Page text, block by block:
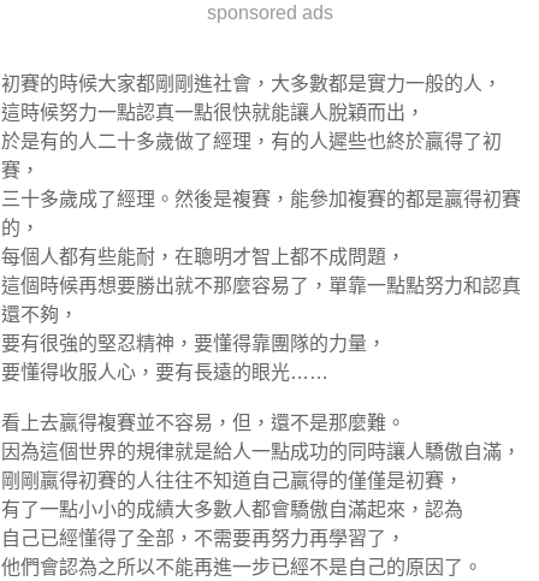
sponsored ads
初賽的時候大家都剛剛進社會，大多數都是實力一般的人，
這時候努力一點認真一點很快就能讓人脫穎而出，
於是有的人二十多歲做了經理，有的人遲些也終於贏得了初
賽，
三十多歲成了經理。然後是複賽，能參加複賽的都是贏得初賽
的，
每個人都有些能耐，在聰明才智上都不成問題，
這個時候再想要勝出就不那麼容易了，單靠一點點努力和認真
還不夠，
要有很強的堅忍精神，要懂得靠團隊的力量，
要懂得收服人心，要有長遠的眼光……
看上去贏得複賽並不容易，但，還不是那麼難。
因為這個世界的規律就是給人一點成功的同時讓人驕傲自滿，
剛剛贏得初賽的人往往不知道自己贏得的僅僅是初賽，
有了一點小小的成績大多數人都會驕傲自滿起來，認為
自己已經懂得了全部，不需要再努力再學習了，
他們會認為之所以不能再進一步已經不是自己的原因了。